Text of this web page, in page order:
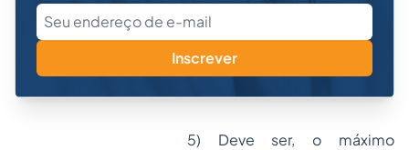
Inscrever
5) Deve ser, o máximo